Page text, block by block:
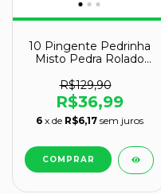
10 Pingente Pedrinha
Misto Pedra Rolado
R$129,90
R$36,99
6 x de R$6,17 sem juros